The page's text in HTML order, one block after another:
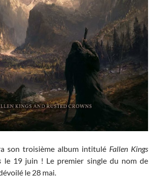
son troisième album intitulé Fallen Kings
le 19 juin ! Le premier single du nom de
le 28 mai.